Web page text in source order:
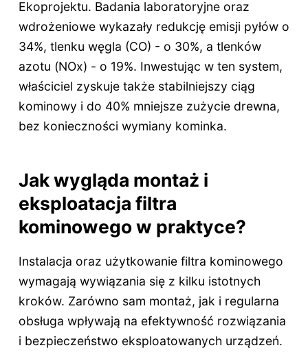
Ekoprojektu. Badania laboratoryjne oraz
wdrożeniowe wykazały redukcję emisji pyłów o
34%, tlenku węgla (CO) - o 30%, a tlenków
azotu (NOx) - o 19%. Inwestując w ten system,
właściciel zyskuje także stabilniejszy ciąg
kominowy i do 40% mniejsze zużycie drewna,
bez konieczności wymiany kominka.
Jak wygląda montaż i
eksploatacja filtra
kominowego w praktyce?
Instalacja oraz użytkowanie filtra kominowego
wymagają wywiązania się z kilku istotnych
kroków. Zarówno sam montaż, jak i regularna
obsługa wpływają na efektywność rozwiązania
i bezpieczeństwo eksploatowanych urządzeń.